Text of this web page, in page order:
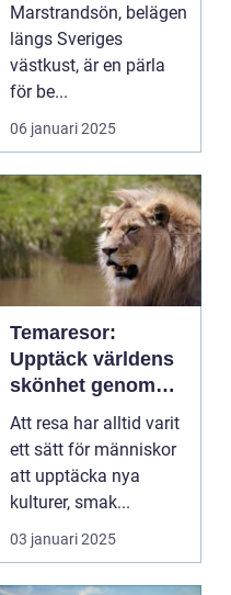
Marstrandsön, belägen
längs Sveriges
västkust, är en pärla
för be...
06 januari 2025
Temaresor:
Upptäck världens
skönhet genom
specialiserade
resor
Att resa har alltid varit
ett sätt för människor
att upptäcka nya
kulturer, smak...
03 januari 2025